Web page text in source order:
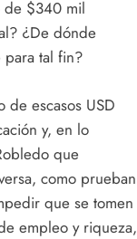
de $340 mil
¿De dónde
tal fin?
escasos USD
y, en lo
que
como prueban
que se tomen
empleo y riqueza,